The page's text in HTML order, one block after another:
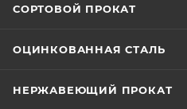
СОРТОВОЙ ПРОКАТ
ОЦИНКОВАННАЯ СТАЛЬ
НЕРЖАВЕЮЩИЙ ПРОКАТ